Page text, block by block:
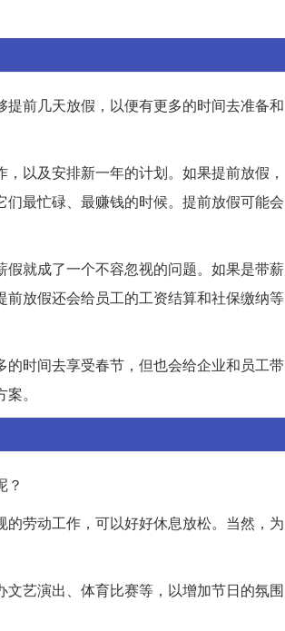
前几天放假，以便有更多的时间去准备和
以及安排新一年的计划。如果提前放假，
最忙碌、最赚钱的时候。提前放假可能会
就成了一个不容忽视的问题。如果是带薪
放假还会给员工的工资结算和社保缴纳等
时间去享受春节，但也会给企业和员工带
。
？
劳动工作，可以好好休息放松。当然，为
艺演出、体育比赛等，以增加节日的氛围